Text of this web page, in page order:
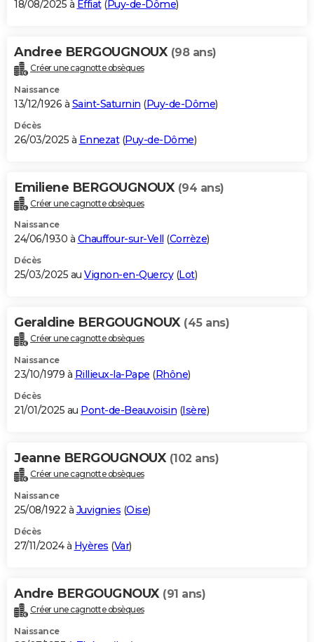
18/08/2025 à Effiat(Puy-de-Dôme)
Andree BERGOUGNOUX (98 ans)
Créer une cagnotte obsèques
Naissance
13/12/1926 à Saint-Saturnin (Puy-de-Dôme)
Décès
26/03/2025 à Ennezat(Puy-de-Dôme)
Emiliene BERGOUGNOUX (94 ans)
Créer une cagnotte obsèques
Naissance
24/06/1930 à Chauffour-sur-Vell (Corrèze)
Décès
25/03/2025 au Vignon-en-Quercy(Lot)
Geraldine BERGOUGNOUX (45 ans)
Créer une cagnotte obsèques
Naissance
23/10/1979 à Rillieux-la-Pape (Rhône)
Décès
21/01/2025 au Pont-de-Beauvoisin (Isère)
Jeanne BERGOUGNOUX (102 ans)
Créer une cagnotte obsèques
Naissance
25/08/1922 à Juvignies (Oise)
Décès
27/11/2024 à Hyères (Var)
Andre BERGOUGNOUX (91 ans)
Créer une cagnotte obsèques
Naissance